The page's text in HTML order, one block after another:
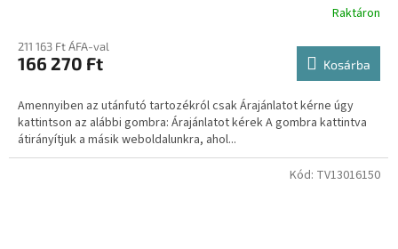
Raktáron
211 163 Ft ÁFA-val
166 270 Ft Kosárba
Amennyiben az utánfutó tartozékról csak Árajánlatot kérne úgy
kattintson az alábbi gombra: Árajánlatot kérek A gombra kattintva
átirányítjuk a másik weboldalunkra, ahol...
Kód: TV13016150